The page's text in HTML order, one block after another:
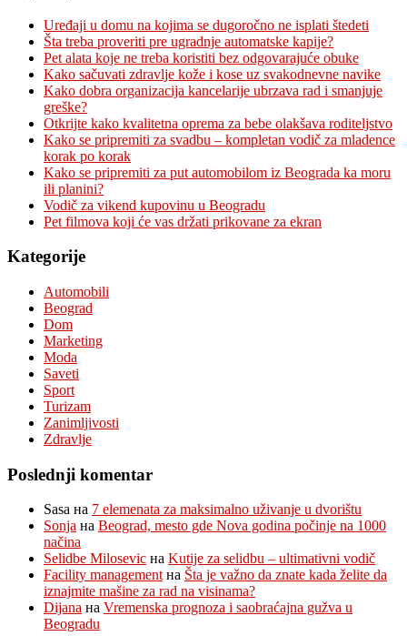
Uređaji u domu na kojima se dugoročno ne isplati štedeti
Šta treba proveriti pre ugradnje automatske kapije?
Pet alata koje ne treba koristiti bez odgovarajuće obuke
Kako sačuvati zdravlje kože i kose uz svakodnevne navike
Kako dobra organizacija kancelarije ubrzava rad i smanjuje
greške?
Otkrijte kako kvalitetna oprema za bebe olakšava roditeljstvo
Kako se pripremiti za svadbu – kompletan vodič za mladence
korak po korak
Kako se pripremiti za put automobilom iz Beograda ka moru
ili planini?
Vodič za vikend kupovinu u Beogradu
Pet filmova koji će vas držati prikovane za ekran
Kategorije
Automobili
Beograd
Dom
Marketing
Moda
Saveti
Sport
Turizam
Zanimljivosti
Zdravlje
Poslednji komentar
Sasa на 7 elemenata za maksimalno uživanje u dvorištu
Sonja на Beograd, mesto gde Nova godina počinje na 1000
načina
Selidbe Milosevic на Kutije za selidbu – ultimativni vodič
Facility managementна Šta je važno da znate kada želite da
iznajmite mašine za rad na visinama?
Dijana на Vremenska prognoza i saobraćajna gužva u
Beogradu